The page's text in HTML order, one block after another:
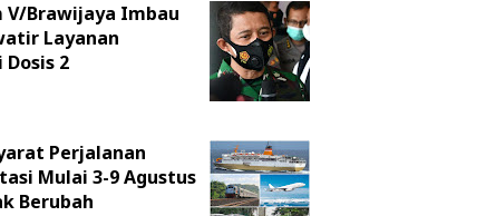
V/Brawijaya Imbau
Layanan
2
Perjalanan
Mulai 3-9 Agustus
Berubah